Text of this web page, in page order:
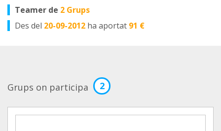
Teamer de 2 Grups
Des del 20-09-2012 ha aportat 91 €
Grups on participa 2